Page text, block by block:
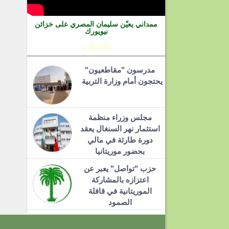
ممداني يعيّن سليمان المصري على خزائن
نيويورك
ثقافة وأدب
مدرسون "مقاطعيون"
يحتجون أمام وزارة التربية
مجلس وزراء منظمة
استثمار نهر السنغال يعقد
دورة طارئة في مالي
بحضور موريتانيا
حزب "تواصل" يعبر عن
اعتزازه بالمشاركة
الموريتانية في قافلة
الصمود